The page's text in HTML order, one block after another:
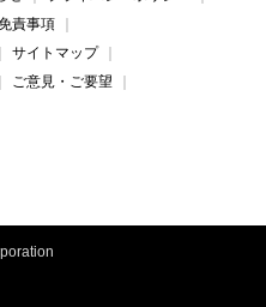
責事項
サイトマップ
ご意見・ご要望